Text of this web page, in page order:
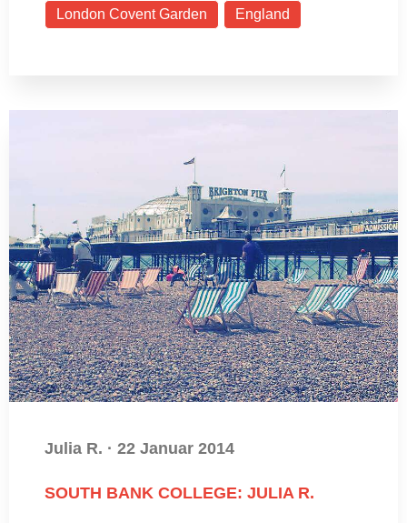
London Covent Garden England
Julia R. · 22 Januar 2014
SOUTH BANK COLLEGE: JULIA R.